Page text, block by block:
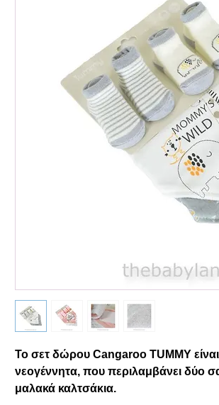
Το σετ δώρου Cangaroo TUMMY είναι
νεογέννητα, που περιλαμβάνει δύο
μαλακά καλτσάκια.